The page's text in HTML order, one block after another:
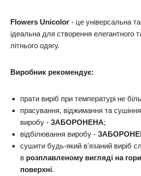
Flowers Unicolor - це універсальна
ідеальна для створення елегантного
літнього одягу.
Виробник рекомендує:
прати виріб при температурі не
прасування, віджимання та сушіння
виробу - ЗАБОРОНЕНА;
відбілювання виробу -
сушити будь-який в'язаний виріб
в розплавленому вигляді на
поверхні.